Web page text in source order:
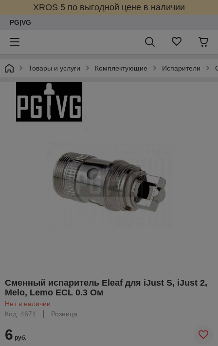
XROS 5 по выгодной цене в наличии
PG|VG
Товары и услуги Комплектующие Испарители
Сменный испаритель Eleaf для iJust S, iJust 2,
Melo, Lemo ECL 0.3 Ом
Нет в наличии
Код: 4671
Розница
6 руб.